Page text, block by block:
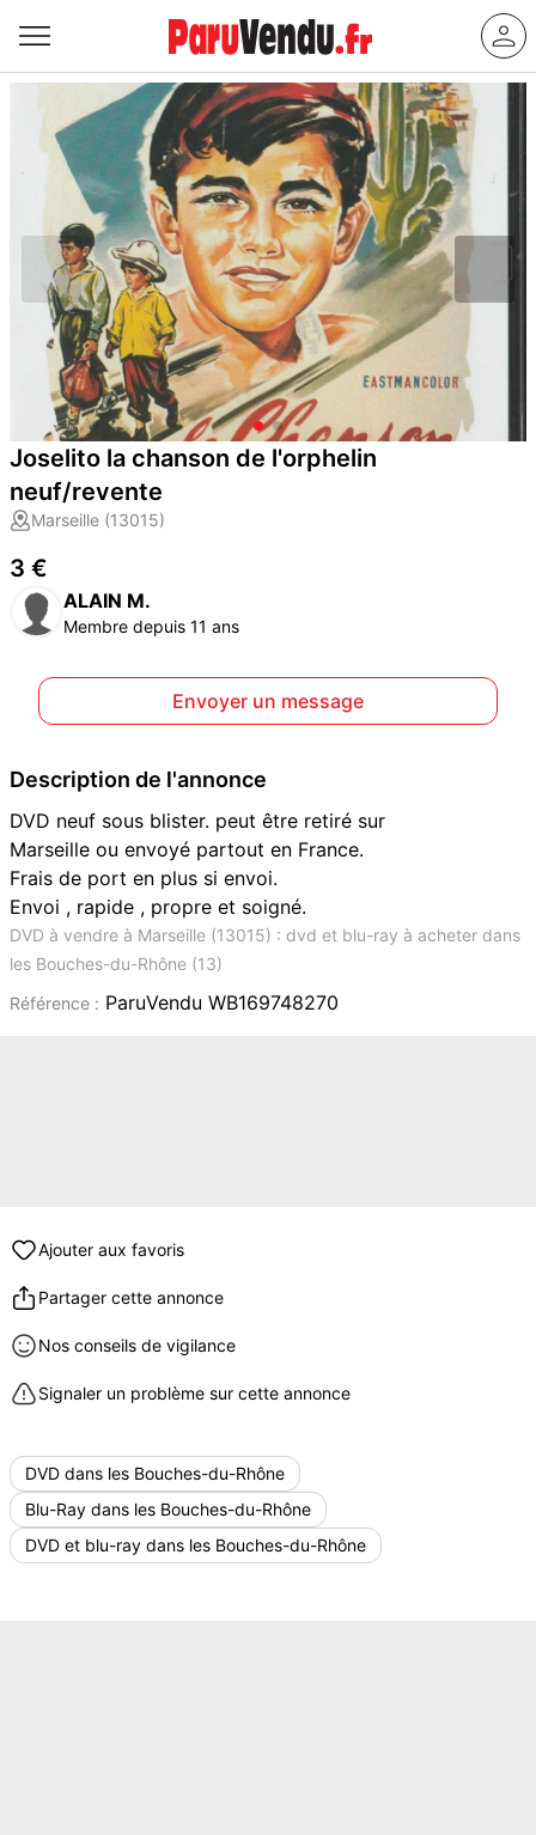
Joselito la chanson de l'orphelin
neuf/revente
Marseille (13015)
3 €
ALAIN M.
Membre depuis 11 ans
Envoyer un message
Description de l'annonce
DVD neuf sous blister. peut être retiré sur
Marseille ou envoyé partout en France.
Frais de port en plus si envoi.
Envoi , rapide , propre et soigné.
DVD à vendre à Marseille (13015) : dvd et blu-ray à acheter dans
les Bouches-du-Rhône (13)
Référence : ParuVendu WB169748270
Ajouter aux favoris
Partager cette annonce
Nos conseils de vigilance
Signaler un problème sur cette annonce
DVD dans les Bouches-du-Rhône
Blu-Ray dans les Bouches-du-Rhône
DVD et blu-ray dans les Bouches-du-Rhône